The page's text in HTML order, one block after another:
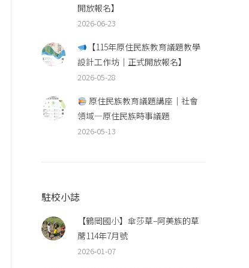
開放報名】
2026-06-23
【115年原住民族教育議題教學
設計工作坊｜正式開放報名】
2026-05-28
原住民族教育議題講座｜社會
領域—原住民族時事議題
2026-05-13
駐校小誌
【鶴岡國小】傘莎草–阿美族的草
蓆114年7月號
2026-01-07